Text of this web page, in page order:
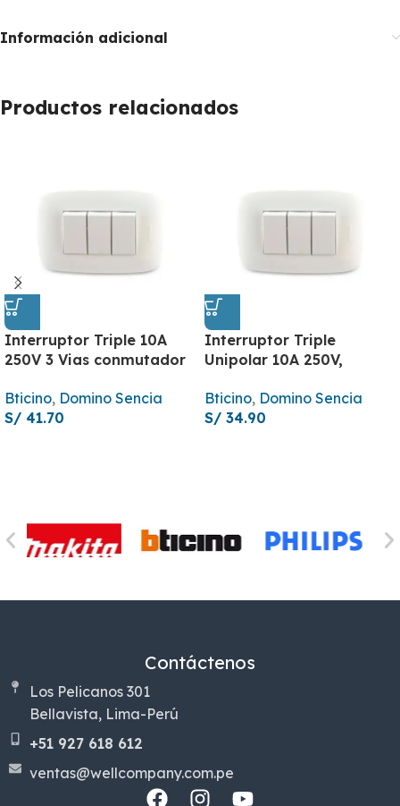
Información adicional
Productos relacionados
Interruptor Triple 10A
250V 3 Vias conmutador
Bticino, Domino Sencia
S/ 41.70
Interruptor Triple
Unipolar 10A 250V,
Bticino, Domino Sencia
S/ 34.90
Contáctenos
Los Pelicanos 301
Bellavista, Lima-Perú
+51 927 618 612
ventas@wellcompany.com.pe